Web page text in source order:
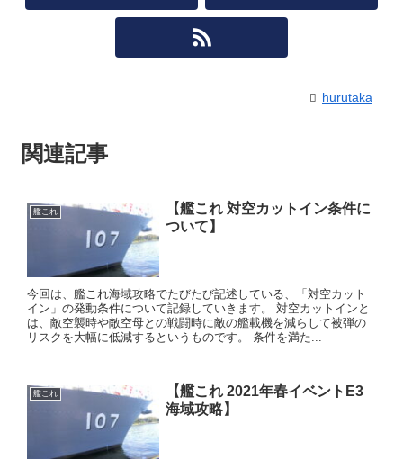
hurutaka
関連記事
艦これ
【艦これ 対空カットイン条件に
ついて】
今回は、艦これ海域攻略でたびたび記述している、「対空カット
イン」の発動条件について記録していきます。 対空カットインと
は、敵空襲時や敵空母との戦闘時に敵の艦載機を減らして被弾の
リスクを大幅に低減するというものです。 条件を満た...
艦これ
【艦これ 2021年春イベントE3
海域攻略】